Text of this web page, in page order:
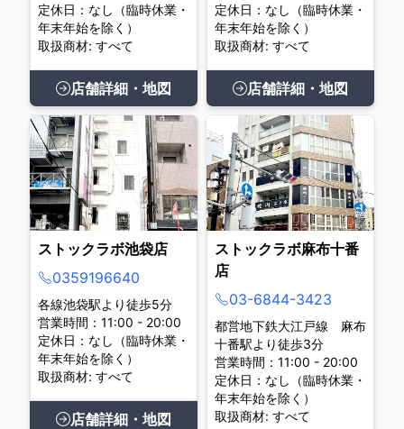
定休日：なし（臨時休業・
年末年始を除く）
取扱商材: すべて
店舗詳細・地図
定休日：なし（臨時休業・
年末年始を除く）
取扱商材: すべて
店舗詳細・地図
ストックラボ池袋店
0359196640
各線池袋駅より徒歩5分
営業時間：11:00 - 20:00
定休日：なし（臨時休業・
年末年始を除く）
取扱商材: すべて
店舗詳細・地図
ストックラボ麻布十番
店
03-6844-3423
都営地下鉄大江戸線 麻布
十番駅より徒歩3分
営業時間：11:00 - 20:00
定休日：なし（臨時休業・
年末年始を除く）
取扱商材: すべて